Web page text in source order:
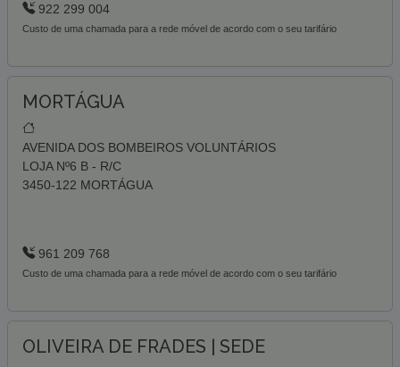
922 299 004
Custo de uma chamada para a rede móvel de acordo com o seu tarifário
MORTÁGUA
AVENIDA DOS BOMBEIROS VOLUNTÁRIOS
LOJA Nº6 B - R/C
3450-122 MORTÁGUA
961 209 768
Custo de uma chamada para a rede móvel de acordo com o seu tarifário
OLIVEIRA DE FRADES | SEDE